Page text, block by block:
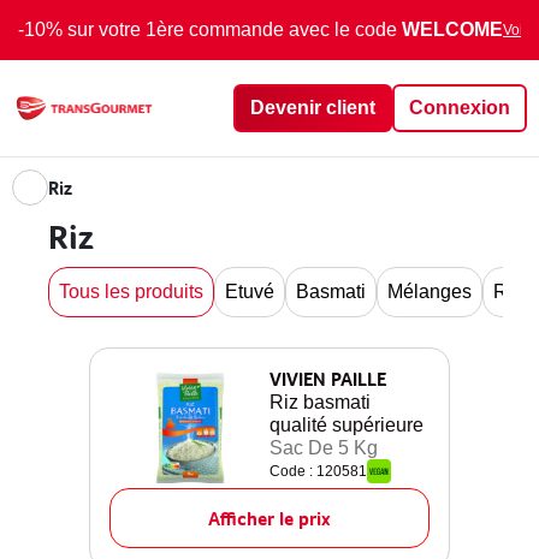
-10% sur votre 1ère commande avec le code WELCOMEVoir
Devenir client Connexion
Riz
Riz
Tous les produits Etuvé Basmati Mélanges
VIVIEN PAILLE
Riz basmati
qualité supérieure
Sac De 5 Kg
Code : 120581
Afficher le prix